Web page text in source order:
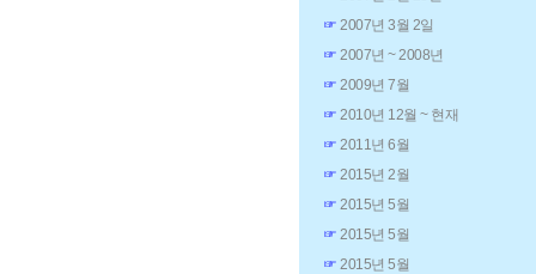
☞ 2007년 3월 2일
☞ 2007년 ~ 2008년
☞ 2009년 7월
☞ 2010년 12월 ~ 현재
☞ 2011년 6월
☞ 2015년 2월
☞ 2015년 5월
☞ 2015년 5월
☞ 2015년 5월